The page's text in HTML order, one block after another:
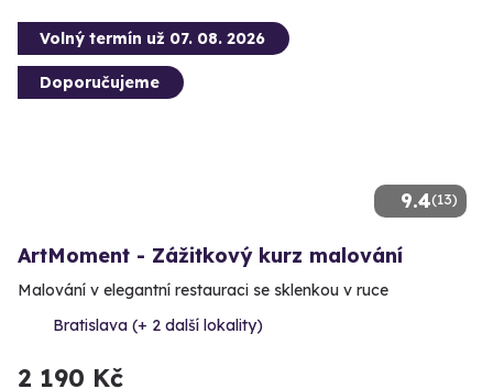
9.4(13)
Volný termín už 07. 08. 2026
Doporučujeme
ArtMoment - Zážitkový kurz malování
Malování v elegantní restauraci se sklenkou v ruce
Bratislava (+ 2 další lokality)
2 190 Kč